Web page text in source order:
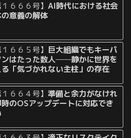
１６６６号】AI時代における社会
意義の解体
１６６５号】 巨大組織でもキーパ
ンはたった数人──静かに世界を
「気づかれない主柱」の存在
１６６４号】準備と余力がなけれ
のOSアップデートに対応でき